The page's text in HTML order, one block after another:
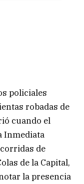
policiales
robadas de
cuando el
Inmediata
de
de la Capital,
la presencia